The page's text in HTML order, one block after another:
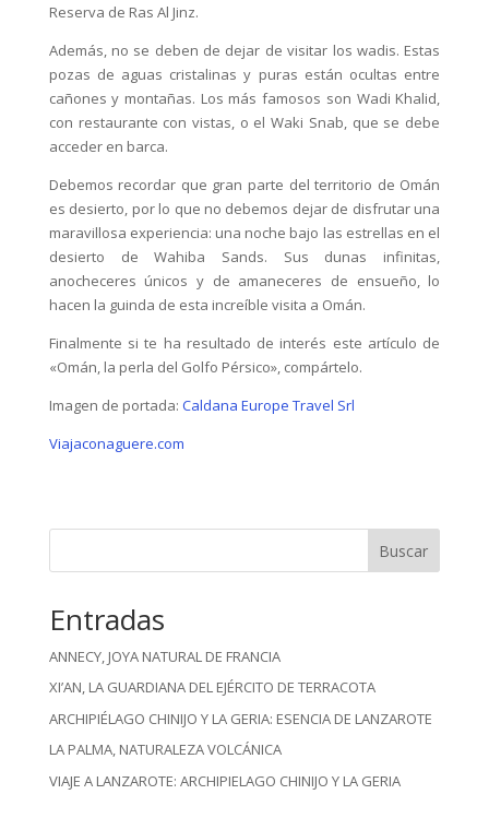
Reserva de Ras Al Jinz.
Además, no se deben de dejar de visitar los wadis. Estas
pozas de aguas cristalinas y puras están ocultas entre
cañones y montañas. Los más famosos son Wadi Khalid,
con restaurante con vistas, o el Waki Snab, que se debe
acceder en barca.
Debemos recordar que gran parte del territorio de Omán
es desierto, por lo que no debemos dejar de disfrutar una
maravillosa experiencia: una noche bajo las estrellas en el
desierto de Wahiba Sands. Sus dunas infinitas,
anocheceres únicos y de amaneceres de ensueño, lo
hacen la guinda de esta increíble visita a Omán.
Finalmente si te ha resultado de interés este artículo de
«Omán, la perla del Golfo Pérsico», compártelo.
Imagen de portada: Caldana Europe Travel Srl
Viajaconaguere.com
Buscar
Entradas
ANNECY, JOYA NATURAL DE FRANCIA
XI’AN, LA GUARDIANA DEL EJÉRCITO DE TERRACOTA
ARCHIPIÉLAGO CHINIJO Y LA GERIA: ESENCIA DE LANZAROTE
LA PALMA, NATURALEZA VOLCÁNICA
VIAJE A LANZAROTE: ARCHIPIELAGO CHINIJO Y LA GERIA